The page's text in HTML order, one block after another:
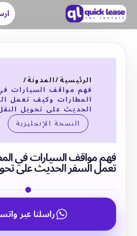
الرئيسية/المدونة/
فهم مواقف السيارات
المطارات وكيف تعمل
الحديث على تحويل
النسخة الإنجليزية
فهم مواقف السيارات في
تعمل السفر الحديث على
راسلنا عبر